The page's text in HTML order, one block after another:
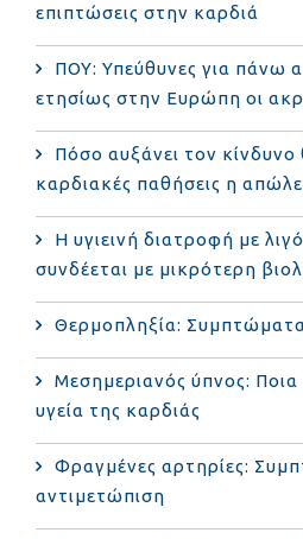
επιπτώσεις στην καρδιά
ΠΟΥ: Υπεύθυνες για πάνω
ετησίως στην Ευρώπη οι
Πόσο αυξάνει τον
καρδιακές παθήσεις η
Η υγιεινή διατροφή με
συνδέεται με μικρότερη
Θερμοπληξία:
Μεσημεριανός ύπνος:
υγεία της καρδιάς
Φραγμένες αρτηρίες:
αντιμετώπιση